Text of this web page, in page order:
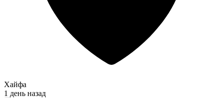
Хайфа
1 день назад